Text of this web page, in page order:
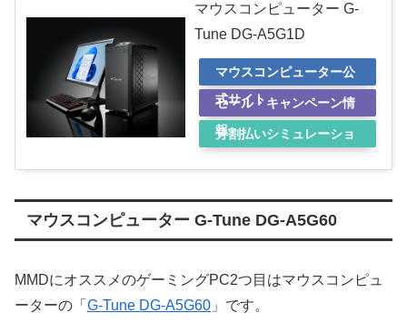
マウスコンピューター G-
Tune DG-A5G1D
マウスコンピューター公
式サイト
セール・キャンペーン情
報
分割払いシミュレーショ
マウスコンピューター G-Tune DG-A5G60
MMDにオススメのゲーミングPC2つ目はマウスコンピュ
ーターの「 G-Tune DG-A5G60 」です。